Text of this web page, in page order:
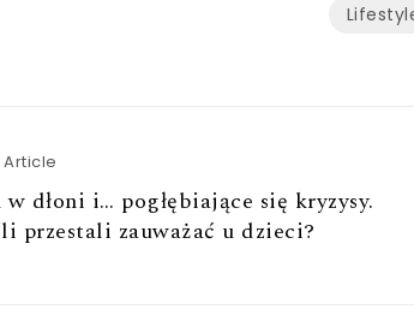
dłoni i… pogłębiające się kryzysy.
przestali zauważać u dzieci?